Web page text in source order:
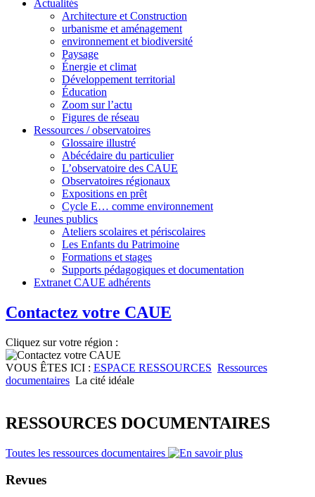
Actualités
Architecture et Construction
urbanisme et aménagement
environnement et biodiversité
Paysage
Énergie et climat
Développement territorial
Éducation
Zoom sur l’actu
Figures de réseau
Ressources / observatoires
Glossaire illustré
Abécédaire du particulier
L’observatoire des CAUE
Observatoires régionaux
Expositions en prêt
Cycle E… comme environnement
Jeunes publics
Ateliers scolaires et périscolaires
Les Enfants du Patrimoine
Formations et stages
Supports pédagogiques et documentation
Extranet CAUE adhérents
Contactez votre CAUE
Cliquez sur votre région :
VOUS ÊTES ICI : ESPACE RESSOURCES Ressources
documentaires La cité idéale
RESSOURCES DOCUMENTAIRES
Toutes les ressources documentaires
Revues